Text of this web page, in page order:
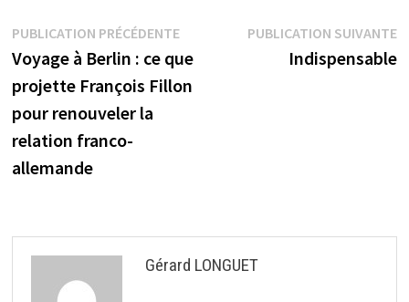
Navigation
de
l’article
PUBLICATION PRÉCÉDENTEPublication
précédente :
Voyage à Berlin : ce que
projette François Fillon
pour renouveler la
relation franco-
allemande
PUBLICATION SUIVANTE
Indispensable
Gérard LONGUET